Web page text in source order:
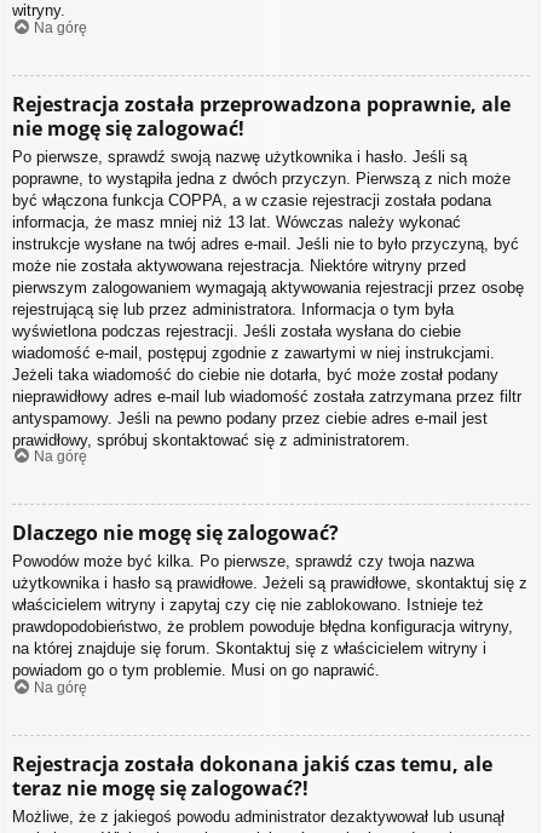
witryny.
Na górę
Rejestracja została przeprowadzona poprawnie, ale
nie mogę się zalogować!
Po pierwsze, sprawdź swoją nazwę użytkownika i hasło. Jeśli są
poprawne, to wystąpiła jedna z dwóch przyczyn. Pierwszą z nich może
być włączona funkcja COPPA, a w czasie rejestracji została podana
informacja, że masz mniej niż 13 lat. Wówczas należy wykonać
instrukcje wysłane na twój adres e-mail. Jeśli nie to było przyczyną, być
może nie została aktywowana rejestracja. Niektóre witryny przed
pierwszym zalogowaniem wymagają aktywowania rejestracji przez osobę
rejestrującą się lub przez administratora. Informacja o tym była
wyświetlona podczas rejestracji. Jeśli została wysłana do ciebie
wiadomość e-mail, postępuj zgodnie z zawartymi w niej instrukcjami.
Jeżeli taka wiadomość do ciebie nie dotarła, być może został podany
nieprawidłowy adres e-mail lub wiadomość została zatrzymana przez filtr
antyspamowy. Jeśli na pewno podany przez ciebie adres e-mail jest
prawidłowy, spróbuj skontaktować się z administratorem.
Na górę
Dlaczego nie mogę się zalogować?
Powodów może być kilka. Po pierwsze, sprawdź czy twoja nazwa
użytkownika i hasło są prawidłowe. Jeżeli są prawidłowe, skontaktuj się z
właścicielem witryny i zapytaj czy cię nie zablokowano. Istnieje też
prawdopodobieństwo, że problem powoduje błędna konfiguracja witryny,
na której znajduje się forum. Skontaktuj się z właścicielem witryny i
powiadom go o tym problemie. Musi on go naprawić.
Na górę
Rejestracja została dokonana jakiś czas temu, ale
teraz nie mogę się zalogować?!
Możliwe, że z jakiegoś powodu administrator dezaktywował lub usunął